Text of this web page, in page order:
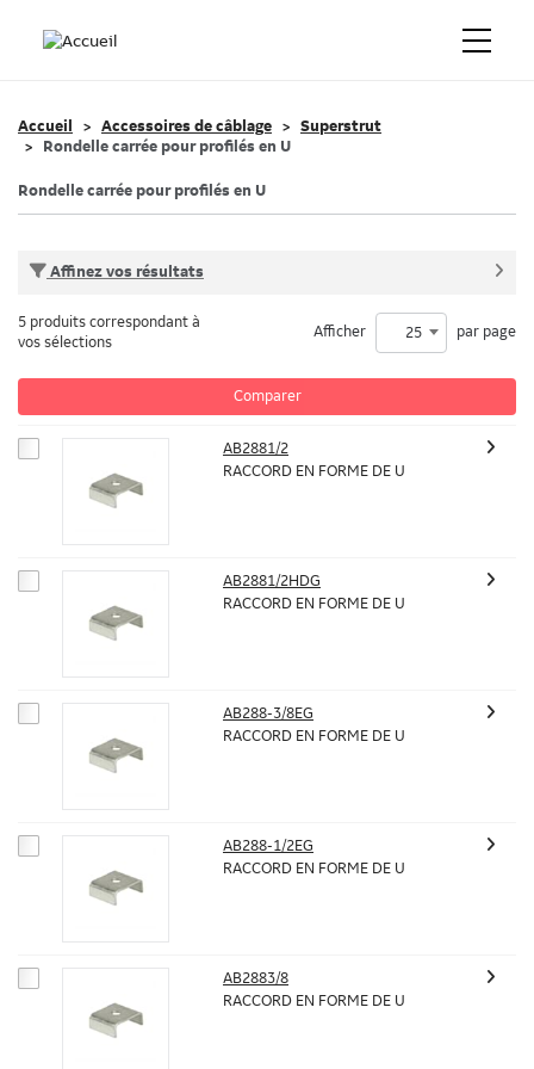
Accueil Accessoires de câblage
Superstrut
Rondelle carrée pour profilés en U
Rondelle carrée pour profilés en U
Affinez vos résultats
Comparer
5 produits correspondant à
vos sélections
Afficher 25 par page
AB2881/2
RACCORD EN FORME DE U
AB2881/2HDG
RACCORD EN FORME DE U
AB288-3/8EG
RACCORD EN FORME DE U
AB288-1/2EG
RACCORD EN FORME DE U
AB2883/8
RACCORD EN FORME DE U